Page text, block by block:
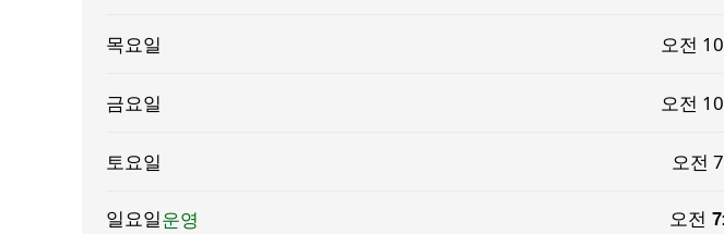
목요일 오전
금요일 오전
토요일 오전
일요일운영 오전